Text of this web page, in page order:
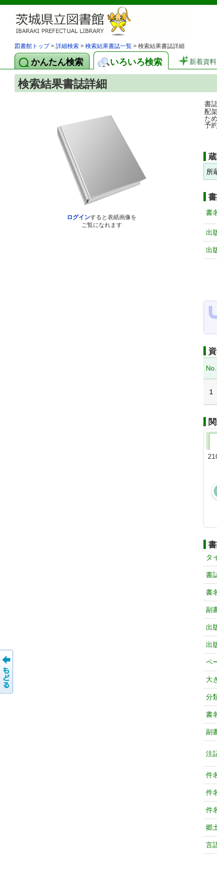
図書館トップ> 詳細検索 > 検索結果書誌一覧 > 検索結果書誌詳細
かんたん検索 いろいろ検索 新着資料
検索結果書誌詳細
ログインすると表紙画像を
ご覧になれます
書
配
た
予
所
書
出
出
No.
1
タ
書
書
副
出
出
ペ
大
分
書
副
注
件
件
件
郷
言